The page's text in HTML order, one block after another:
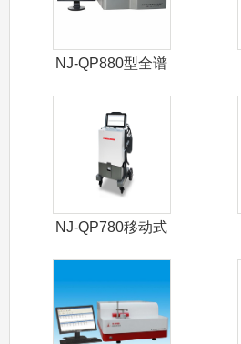
NJ-QP880型全谱
NJ-QP780移动式